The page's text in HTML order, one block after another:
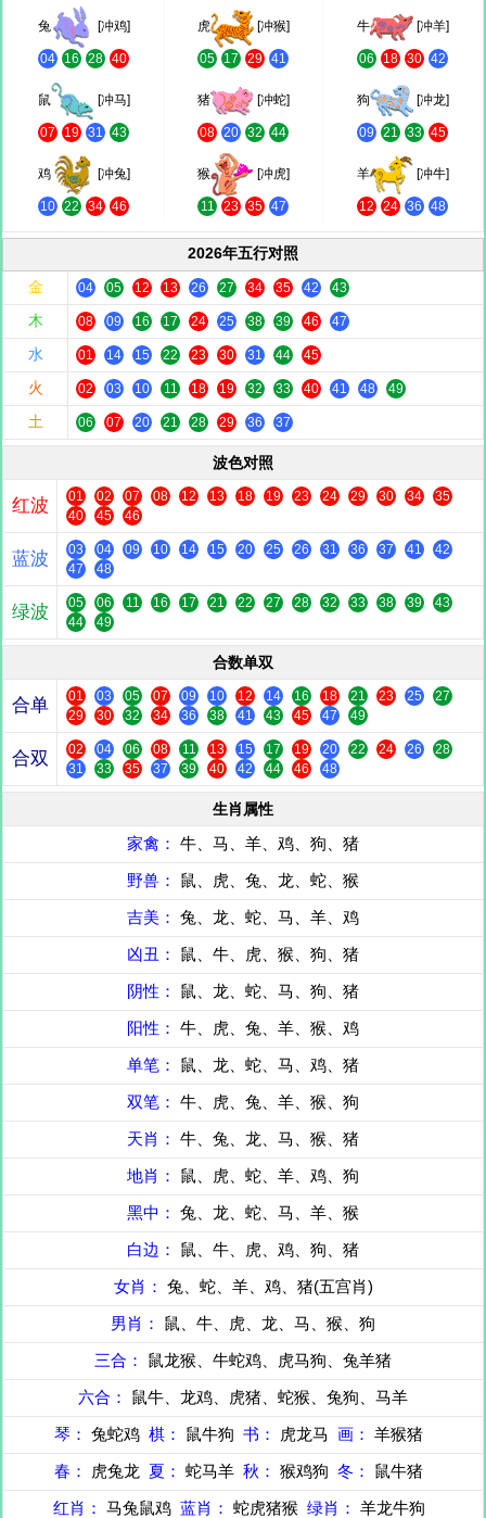
兔 [冲鸡]
04 16 28 40
虎 [冲猴]
05 17 29 41
牛 [冲羊]
06 18 30 42
鼠 [冲马]
07 19 31 43
猪 [冲蛇]
08 20 32 44
狗 [冲龙]
09 21 33 45
鸡 [冲兔]
10 22 34 46
猴 [冲虎]
11 23 35 47
羊 [冲牛]
12 24 36 48
2026年五行对照
金
04 05 12 13 26 27 34 35 42 43
木 08 09 16 17 24 25 38 39 46 47
水 01 14 15 22 23 30 31 44 45
火 02 03 10 11 18 19 32 33 40 41 48 49
土 06 07 20 21 28 29 36 37
波色对照
红波 01 02 07 08 12 13 18 19 23 24 29 30 34
35
40
45 46
蓝波 03 04 09 10 14 15 20 25 26 31 36 37 41
42
47
48
绿波 05 06 11 16 17 21 22 27 28 32 33 38 39
43
44
49
合数单双
合单 01 03 05 07 09 10 12 14 16 18 21 23 25
27
29
30 32 34 36 38 41 43 45 47 49
合双 02 04 06 08 11 13 15 17 19 20 22 24 26
28
31
33 35 37 39 40 42 44 46 48
生肖属性
家禽： 牛、马、羊、鸡、狗、猪
野兽： 鼠、虎、兔、龙、蛇、猴
吉美： 兔、龙、蛇、马、羊、鸡
凶丑： 鼠、牛、虎、猴、狗、猪
阴性： 鼠、龙、蛇、马、狗、猪
阳性： 牛、虎、兔、羊、猴、鸡
单笔： 鼠、龙、蛇、马、鸡、猪
双笔： 牛、虎、兔、羊、猴、狗
天肖： 牛、兔、龙、马、猴、猪
地肖： 鼠、虎、蛇、羊、鸡、狗
黑中： 兔、龙、蛇、马、羊、猴
白边： 鼠、牛、虎、鸡、狗、猪
女肖： 兔、蛇、羊、鸡、猪(五宫肖)
男肖： 鼠、牛、虎、龙、马、猴、狗
三合： 鼠龙猴、牛蛇鸡、虎马狗、兔羊猪
六合： 鼠牛、龙鸡、虎猪、蛇猴、兔狗、马羊
琴： 兔蛇鸡 棋： 鼠牛狗 书： 虎龙马 画： 羊猴猪
春：
虎兔龙 夏： 蛇马羊 秋： 猴鸡狗 冬： 鼠牛猪
红肖： 马兔鼠鸡 蓝肖： 蛇虎猪猴 绿肖： 羊龙牛狗